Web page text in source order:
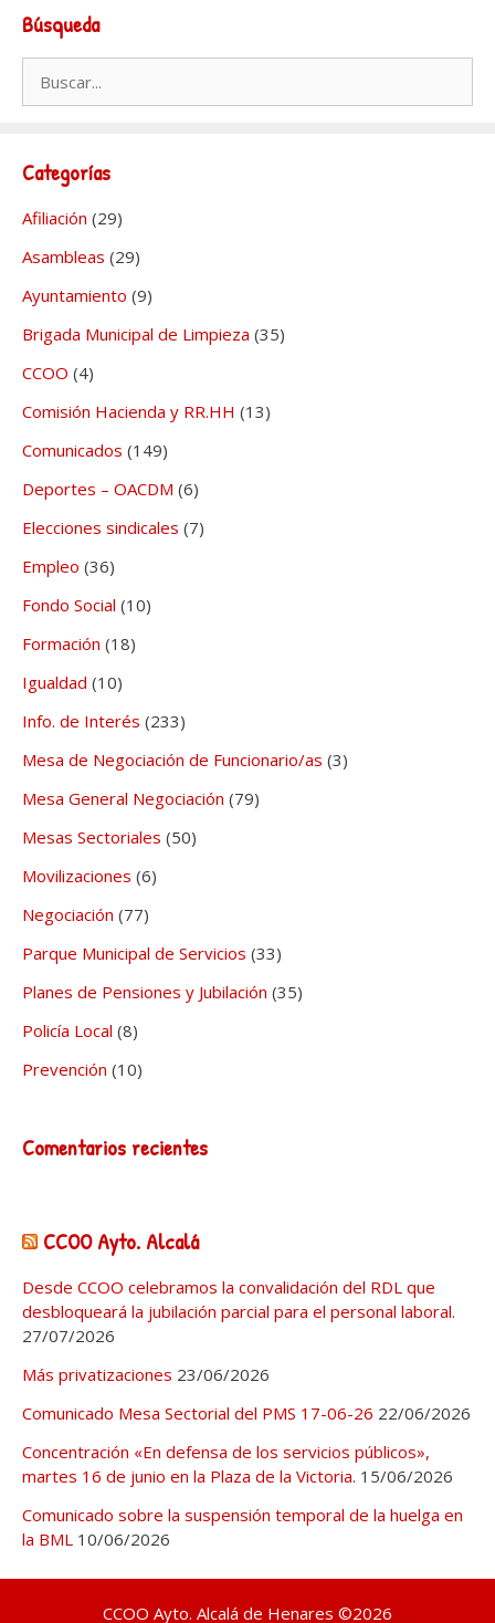
Búsqueda
Categorías
Afiliación (29)
Asambleas (29)
Ayuntamiento (9)
Brigada Municipal de Limpieza (35)
CCOO (4)
Comisión Hacienda y RR.HH (13)
Comunicados (149)
Deportes – OACDM (6)
Elecciones sindicales (7)
Empleo (36)
Fondo Social (10)
Formación (18)
Igualdad (10)
Info. de Interés (233)
Mesa de Negociación de Funcionario/as (3)
Mesa General Negociación (79)
Mesas Sectoriales (50)
Movilizaciones (6)
Negociación (77)
Parque Municipal de Servicios (33)
Planes de Pensiones y Jubilación (35)
Policía Local (8)
Prevención (10)
Comentarios recientes
CCOO Ayto. Alcalá
Desde CCOO celebramos la convalidación del RDL que
desbloqueará la jubilación parcial para el personal laboral.
27/07/2026
Más privatizaciones 23/06/2026
Comunicado Mesa Sectorial del PMS 17-06-26 22/06/2026
Concentración «En defensa de los servicios públicos»,
martes 16 de junio en la Plaza de la Victoria. 15/06/2026
Comunicado sobre la suspensión temporal de la huelga en
la BML 10/06/2026
CCOO Ayto. Alcalá de Henares ©2026